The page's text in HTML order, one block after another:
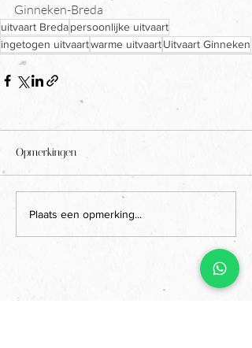
Ginneken-Breda
uitvaart Bredapersoonlijke uitvaart
ingetogen uitvaartwarme uitvaartUitvaart Ginneken
Opmerkingen
Plaats een opmerking...